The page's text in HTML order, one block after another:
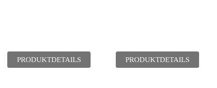
PRODUKTDETAILS PRODUKTDETAILS